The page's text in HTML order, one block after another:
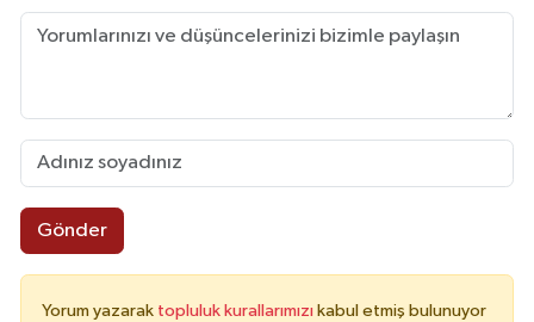
Gönder
Yorum yazarak topluluk kurallarımızı kabul etmiş bulunuyor